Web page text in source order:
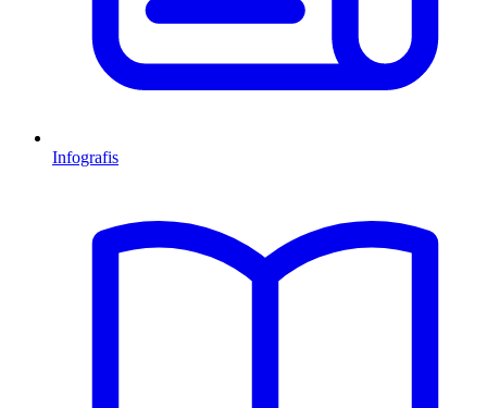
Infografis